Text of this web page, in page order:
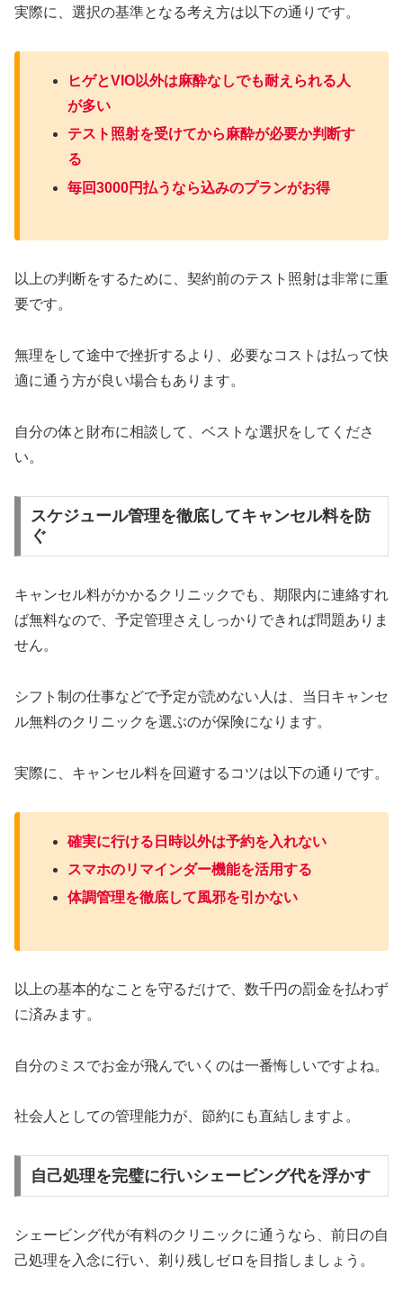
実際に、選択の基準となる考え方は以下の通りです。
ヒゲとVIO以外は麻酔なしでも耐えられる人
が多い
テスト照射を受けてから麻酔が必要か判断す
る
毎回3000円払うなら込みのプランがお得
以上の判断をするために、契約前のテスト照射は非常に重
要です。
無理をして途中で挫折するより、必要なコストは払って快
適に通う方が良い場合もあります。
自分の体と財布に相談して、ベストな選択をしてくださ
い。
スケジュール管理を徹底してキャンセル料を防
ぐ
キャンセル料がかかるクリニックでも、期限内に連絡すれ
ば無料なので、予定管理さえしっかりできれば問題ありま
せん。
シフト制の仕事などで予定が読めない人は、当日キャンセ
ル無料のクリニックを選ぶのが保険になります。
実際に、キャンセル料を回避するコツは以下の通りです。
確実に行ける日時以外は予約を入れない
スマホのリマインダー機能を活用する
体調管理を徹底して風邪を引かない
以上の基本的なことを守るだけで、数千円の罰金を払わず
に済みます。
自分のミスでお金が飛んでいくのは一番悔しいですよね。
社会人としての管理能力が、節約にも直結しますよ。
自己処理を完璧に行いシェービング代を浮かす
シェービング代が有料のクリニックに通うなら、前日の自
己処理を入念に行い、剃り残しゼロを目指しましょう。